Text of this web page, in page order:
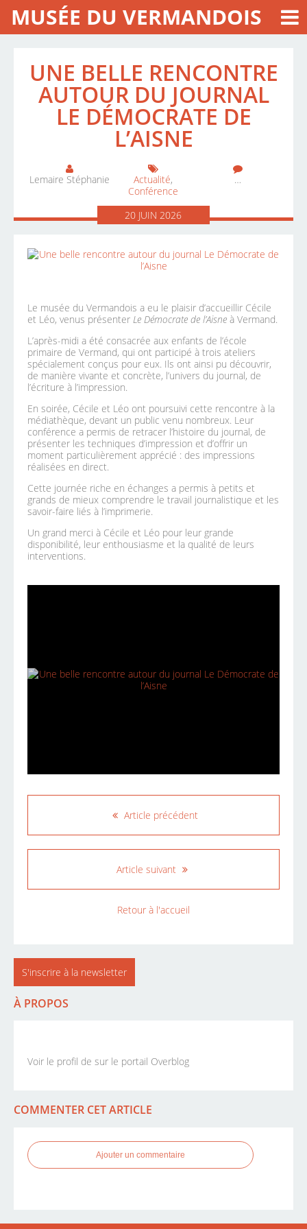
MUSÉE DU VERMANDOIS
UNE BELLE RENCONTRE
AUTOUR DU JOURNAL
LE DÉMOCRATE DE
L’AISNE
Lemaire Stéphanie Actualité,
Conférence
…
20 JUIN2026
Le musée du Vermandois a eu le plaisir d’accueillir Cécile
et Léo, venus présenter Le Démocrate de l’Aisne à Vermand.
L’après-midi a été consacrée aux enfants de l’école
primaire de Vermand, qui ont participé à trois ateliers
spécialement conçus pour eux. Ils ont ainsi pu découvrir,
de manière vivante et concrète, l’univers du journal, de
l’écriture à l’impression.
En soirée, Cécile et Léo ont poursuivi cette rencontre à la
médiathèque, devant un public venu nombreux. Leur
conférence a permis de retracer l’histoire du journal, de
présenter les techniques d’impression et d’offrir un
moment particulièrement apprécié : des impressions
réalisées en direct.
Cette journée riche en échanges a permis à petits et
grands de mieux comprendre le travail journalistique et les
savoir-faire liés à l’imprimerie.
Un grand merci à Cécile et Léo pour leur grande
disponibilité, leur enthousiasme et la qualité de leurs
interventions.
Article précédent
Article suivant
Retour à l'accueil
S'inscrire à la newsletter
À PROPOS
Voir le profil de sur le portail Overblog
COMMENTER CET ARTICLE
Ajouter un commentaire